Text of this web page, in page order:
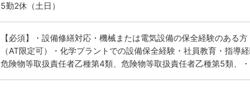
5勤2休（土日）
【必須】・設備修繕対応・機械または電気設備の保全経験のある
（AT限定可）・化学プラントでの設備保全経験・社員教育・指導
危険物等取扱責任者乙種第4類、危険物等取扱責任者乙種第5類、